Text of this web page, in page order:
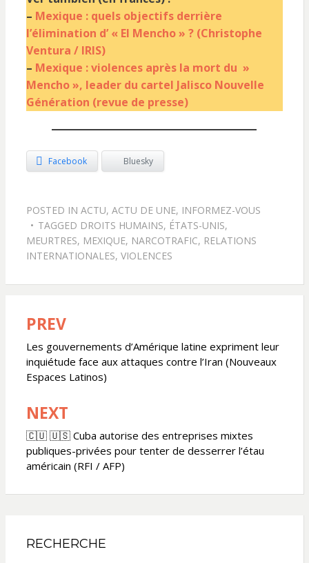
– Mexique : quels objectifs derrière
l’élimination d’ « El Mencho » ? (Christophe
Ventura / IRIS)
– Mexique : violences après la mort du »
Mencho », leader du cartel Jalisco Nouvelle
Génération (revue de presse)
Facebook Bluesky
POSTED IN ACTU, ACTU DE UNE, INFORMEZ-VOUS
TAGGED DROITS HUMAINS, ÉTATS-UNIS,
MEURTRES, MEXIQUE, NARCOTRAFIC, RELATIONS
INTERNATIONALES, VIOLENCES
Navigation
de
l’article
PREV
Les gouvernements d’Amérique latine expriment leur
inquiétude face aux attaques contre l’Iran (Nouveaux
Espaces Latinos)
NEXT
🇨🇺 🇺🇸 Cuba autorise des entreprises mixtes
publiques-privées pour tenter de desserrer l’étau
américain (RFI / AFP)
RECHERCHE